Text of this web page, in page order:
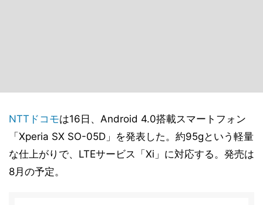
NTTドコモは16日、Android 4.0搭載スマートフォン
「Xperia SX SO-05D」を発表した。約95gという軽量
な仕上がりで、LTEサービス「Xi」に対応する。発売は
8月の予定。